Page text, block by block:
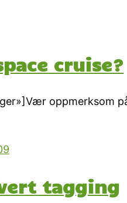
cruise?
oppmerksom
tagging